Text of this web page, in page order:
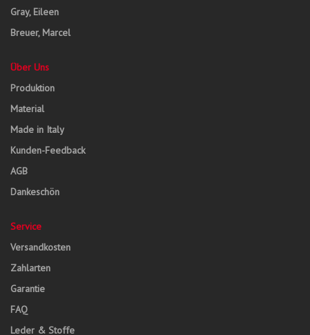
Gray, Eileen
Breuer, Marcel
Über Uns
Produktion
Material
Made in Italy
Kunden-Feedback
AGB
Dankeschön
Service
Versandkosten
Zahlarten
Garantie
FAQ
Leder & Stoffe